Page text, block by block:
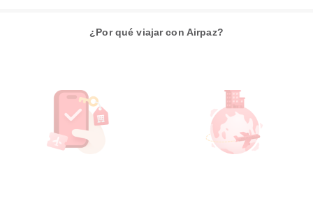
¿Por qué viajar con Airpaz?